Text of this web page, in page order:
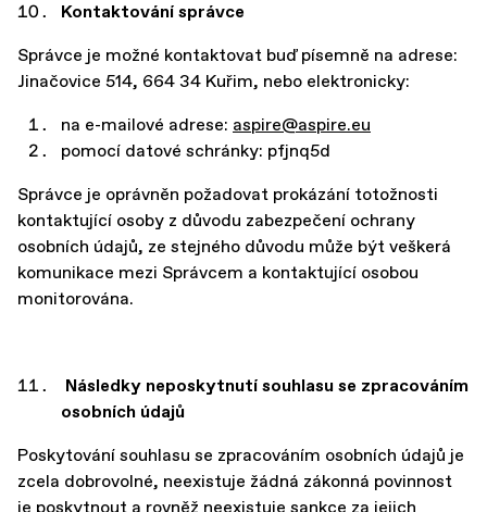
Kontaktování správce
Správce je možné kontaktovat buď písemně na adrese:
Jinačovice 514, 664 34 Kuřim, nebo elektronicky:
na e-mailové adrese: aspire@aspire.eu
pomocí datové schránky: pfjnq5d
Správce je oprávněn požadovat prokázání totožnosti
kontaktující osoby z důvodu zabezpečení ochrany
osobních údajů, ze stejného důvodu může být veškerá
komunikace mezi Správcem a kontaktující osobou
monitorována.
Následky neposkytnutí souhlasu se zpracováním
osobních údajů
Poskytování souhlasu se zpracováním osobních údajů je
zcela dobrovolné, neexistuje žádná zákonná povinnost